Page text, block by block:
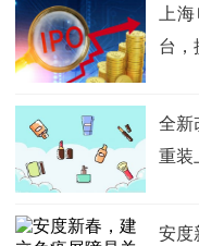
上
台，
全新
重装
安度